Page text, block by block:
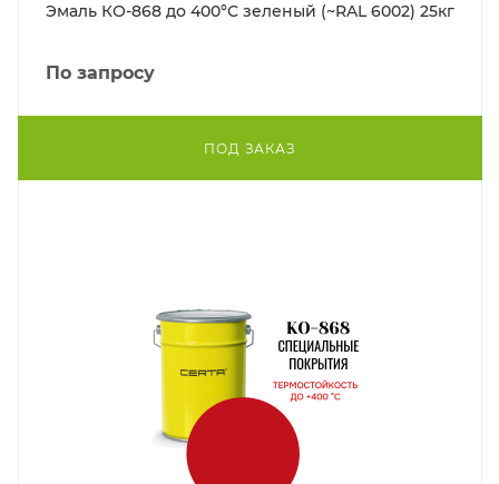
Эмаль КО-868 до 400°С зеленый (~RAL 6002) 25кг
По запросу
ПОД ЗАКАЗ